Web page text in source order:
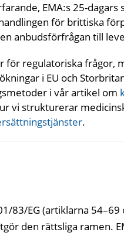
EMA:s 25-
för brittiska
anbudsförfrågan till
för regulatoriska frågor,
i EU och
i vår artikel om
vi strukturerar
.
83/EG (artiklarna
den rättsliga ramen.